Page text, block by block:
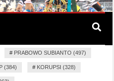
Kemerdekaan dan Keadilan
# PRABOWO SUBIANTO (497)
(384) # KORUPSI (328)